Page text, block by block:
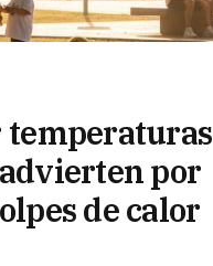
por
de calor